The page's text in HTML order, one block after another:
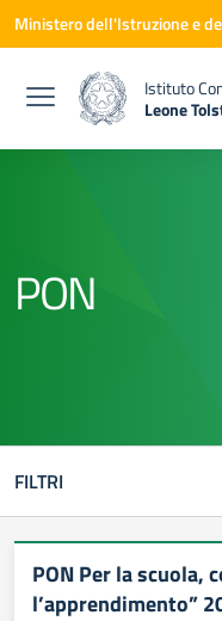
Vai ai contenuti
Vai al menu di navigazione
Vai al footer
Ministero dell'Istruzione e
Istituto
Leone
PON
FILTRI
PON Per la scuola,
l’apprendimento”